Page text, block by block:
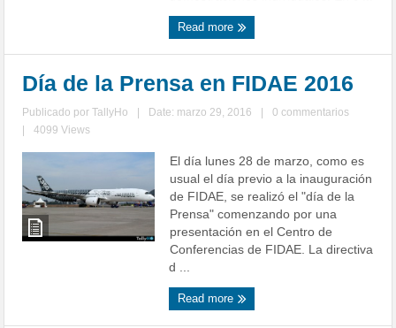
Read more
Día de la Prensa en FIDAE 2016
Publicado porTallyHo Date: marzo 29, 2016
0 commentarios
4099 Views
El día lunes 28 de marzo, como es
usual el día previo a la inauguración
de FIDAE, se realizó el "día de la
Prensa" comenzando por una
presentación en el Centro de
Conferencias de FIDAE. La directiva
d ...
Read more